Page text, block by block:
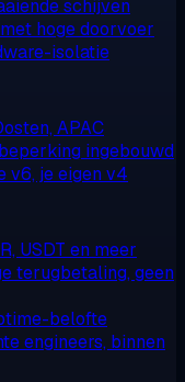
schijven
hoge doorvoer
isolatie
APAC
ingebouwd
v6, je eigen v4
USDT en meer
terugbetaling, geen
belofte
engineers, binnen